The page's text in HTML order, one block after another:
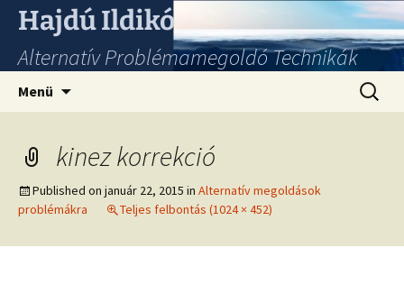
Hajdú Ildikó
Alternatív Problémamegoldó Technikák
Menü
kinez korrekció
Published on január 22, 2015 in Alternatív megoldások
problémákra
Teljes felbontás (1024 × 452)